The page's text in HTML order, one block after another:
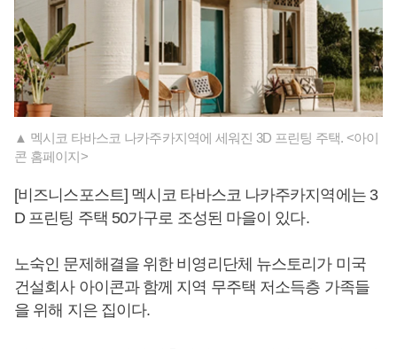
▲ 멕시코 타바스코 나카주카지역에 세워진 3D 프린팅 주택. <아이
콘 홈페이지>
[비즈니스포스트] 멕시코 타바스코 나카주카지역에는 3
D 프린팅 주택 50가구로 조성된 마을이 있다.
노숙인 문제해결을 위한 비영리단체 뉴스토리가 미국
건설회사 아이콘과 함께 지역 무주택 저소득층 가족들
을 위해 지은 집이다.